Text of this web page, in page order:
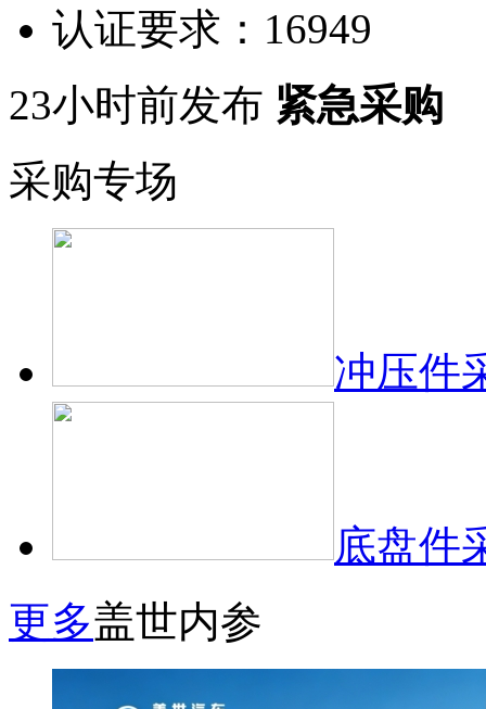
认证要求： 16949
23小时前发布 紧急采购
采购专场
冲压件
底盘件
更多盖世内参